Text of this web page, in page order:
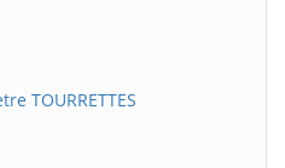
TOURRETTES